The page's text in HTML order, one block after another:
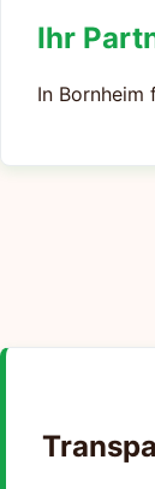
Ihr
In Bornheim